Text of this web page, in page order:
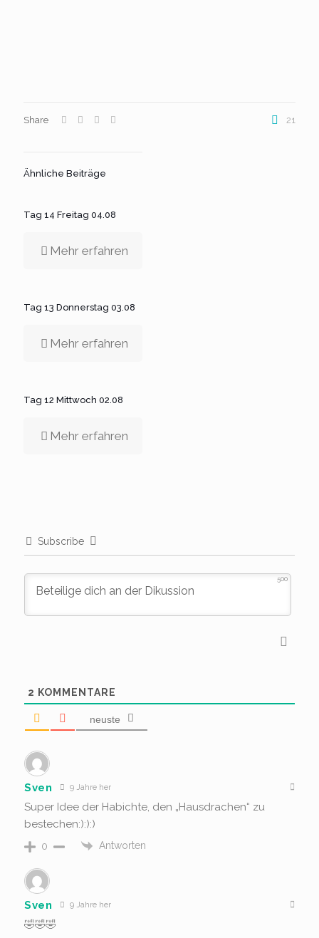
Share 21
Ähnliche Beiträge
Tag 14 Freitag 04.08
Mehr erfahren
Tag 13 Donnerstag 03.08
Mehr erfahren
Tag 12 Mittwoch 02.08
Mehr erfahren
Subscribe
500
2 KOMMENTARE
neuste
Sven 9 Jahre her
Super Idee der Habichte, den „Hausdrachen“ zu
bestechen:):):)
0 Antworten
Sven 9 Jahre her
🤣🤣🤣